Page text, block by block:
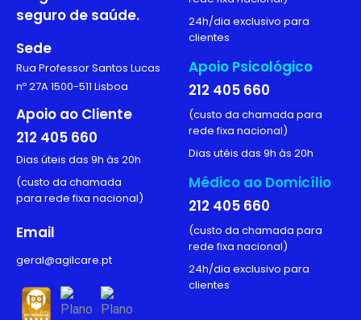
seguro de saúde.
Sede
Rua Professor Santos Lucas
nº 27A 1500-511 Lisboa
Apoio ao Cliente
212 405 660
Dias úteis das 9h às 20h
(custo da chamada
para rede fixa nacional)
Email
geral@agilcare.pt
24h/dia exclusivo para
clientes
Apoio Psicológico
212 405 660
(custo da chamada para
rede fixa nacional)
Dias utéis das 9h às 20h
Médico ao Domicílio
212 405 660
(custo da chamada para
rede fixa nacional)
24h/dia exclusivo para
clientes